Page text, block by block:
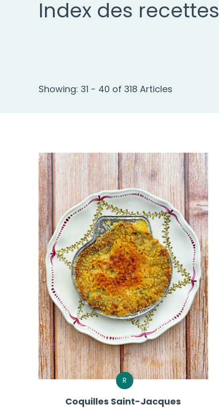
Index des recettes
Showing: 31 - 40 of 318 Articles
R
Coquilles Saint-Jacques